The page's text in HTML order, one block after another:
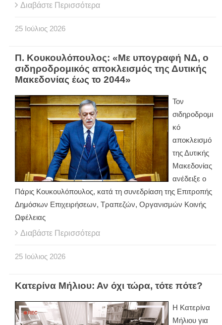
Διαβάστε Περισσότερα
25 Ιούλιος 2026
Π. Κουκουλόπουλος: «Με υπογραφή ΝΔ, ο
σιδηροδρομικός αποκλεισμός της Δυτικής
Μακεδονίας έως το 2044»
Τον
σιδηροδρομι
κό
αποκλεισμό
της Δυτικής
Μακεδονίας
ανέδειξε ο
Πάρις Κουκουλόπουλος, κατά τη συνεδρίαση της Επιτροπής
Δημόσιων Επιχειρήσεων, Τραπεζών, Οργανισμών Κοινής
Ωφέλειας
Διαβάστε Περισσότερα
25 Ιούλιος 2026
Κατερίνα Μήλιου: Αν όχι τώρα, τότε πότε?
H Κατερίνα
Μήλιου για